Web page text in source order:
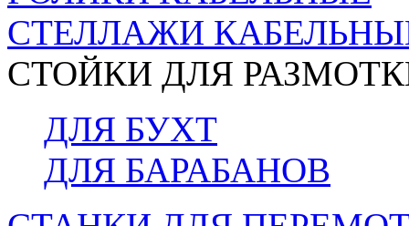
СТЕЛЛАЖИ
СТОЙКИ ДЛЯ
ДЛЯ БУХТ
ДЛЯ БАРАБАНОВ